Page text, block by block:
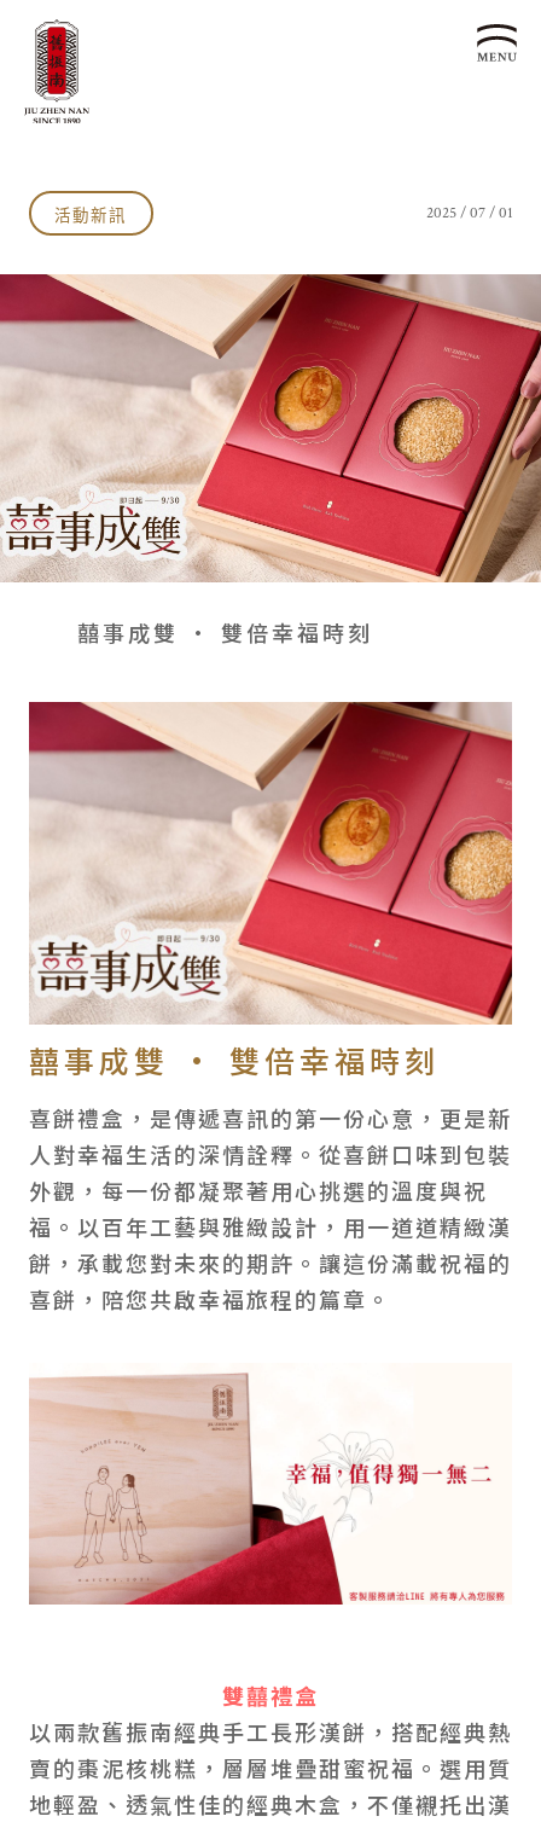
歷史沿革
文化生活誌
24節氣文化
漢餅文化
漢餅文化館
文化體驗
產品服務
產品介紹
企業客製贈禮區
預約品鑑
喜餅預約
企業永續
企業永續發展 ESG
永續新聞集
利害關係人
最新消息
聯絡我們
全台據點
客服中心
會員禮遇
線上購物 會員禮遇 企業客製
© 2026 JIU ZHEN NAN.CO All rights reserved
Site by 很好設計 Goods Design
活動新訊 2025 / 07 / 01
囍事成雙 • 雙倍幸福時刻
囍事成雙 • 雙倍幸福時刻
喜餅禮盒，是傳遞喜訊的第一份心意，更是新
人對幸福生活的深情詮釋。從喜餅口味到包裝
外觀，每一份都凝聚著用心挑選的溫度與祝
福。以百年工藝與雅緻設計，用一道道精緻漢
餅，承載您對未來的期許。讓這份滿載祝福的
喜餅，陪您共啟幸福旅程的篇章。
雙囍禮盒
以兩款舊振南經典手工長形漢餅，搭配經典熱
賣的棗泥核桃糕，層層堆疊甜蜜祝福。選用質
地輕盈、透氣性佳的經典木盒，不僅襯托出漢